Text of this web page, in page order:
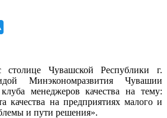
Чувашской Республики г.
Минэкономразвития Чувашии
клуба менеджеров качества на тему:
качества на предприятиях малого и
и пути решения».